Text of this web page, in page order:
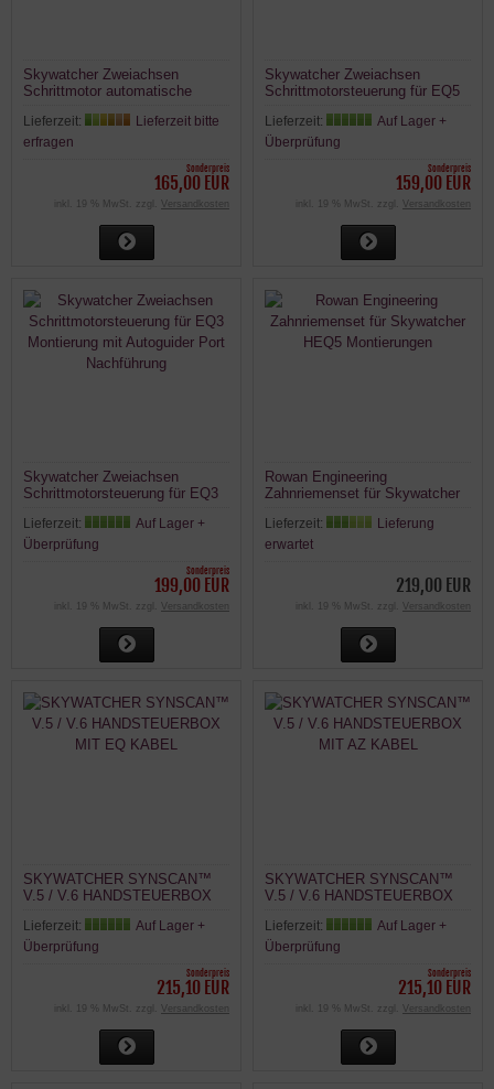
Skywatcher Zweiachsen
Schrittmotor automatische
Montierung
Lieferzeit:
Lieferzeit bitte
erfragen
Sonderpreis
165,00 EUR
inkl. 19 % MwSt. zzgl. Versandkosten
Skywatcher Zweiachsen
Schrittmotorsteuerung für EQ5
Nachführung
Lieferzeit:
Auf Lager +
Überprüfung
Sonderpreis
159,00 EUR
inkl. 19 % MwSt. zzgl. Versandkosten
Skywatcher Zweiachsen
Schrittmotorsteuerung für EQ3
Nachführung
Lieferzeit:
Auf Lager +
Überprüfung
Sonderpreis
199,00 EUR
inkl. 19 % MwSt. zzgl. Versandkosten
Rowan Engineering
Zahnriemenset für Skywatcher
Lieferzeit:
Lieferung
erwartet
219,00 EUR
inkl. 19 % MwSt. zzgl. Versandkosten
SKYWATCHER SYNSCAN™
V.5 / V.6 HANDSTEUERBOX
Lieferzeit:
Auf Lager +
Überprüfung
Sonderpreis
215,10 EUR
inkl. 19 % MwSt. zzgl. Versandkosten
SKYWATCHER SYNSCAN™
V.5 / V.6 HANDSTEUERBOX
Lieferzeit:
Auf Lager +
Überprüfung
Sonderpreis
215,10 EUR
inkl. 19 % MwSt. zzgl. Versandkosten